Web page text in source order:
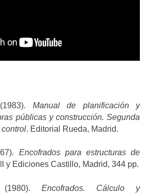
Manual de planificación y
públicas y construcción. Segunda
. Editorial Rueda, Madrid.
Encofrados para estructuras de
y Ediciones Castillo, Madrid, 344 pp.
(1980). Encofrados. Cálculo y